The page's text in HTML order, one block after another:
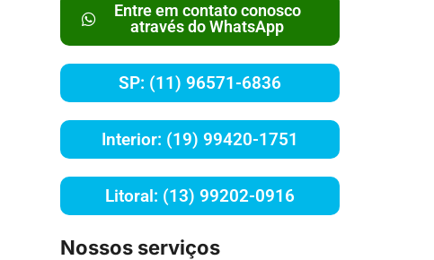
Entre em contato conosco
através do WhatsApp
SP: (11) 96571-6836
Interior: (19) 99420-1751
Litoral: (13) 99202-0916
Nossos serviços